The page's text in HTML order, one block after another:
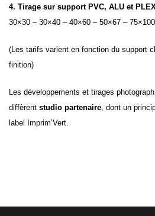
4. Tirage sur support PVC, ALU et
30×30 – 30×40 – 40×60 – 50×67 – 75×100
(Les tarifs varient en fonction du support
finition)
Les développements et tirages
diffèrent studio partenaire, dont un
label Imprim’Vert.